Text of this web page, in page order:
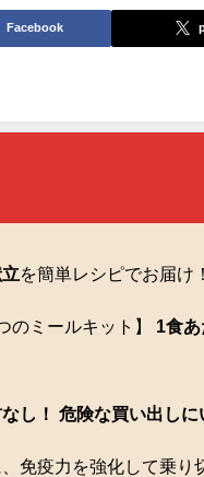
Facebook
を簡単レシピでお届け！
のミールキット】 1食あ
し！ 危険な買い出しに
免疫力を強化して乗り